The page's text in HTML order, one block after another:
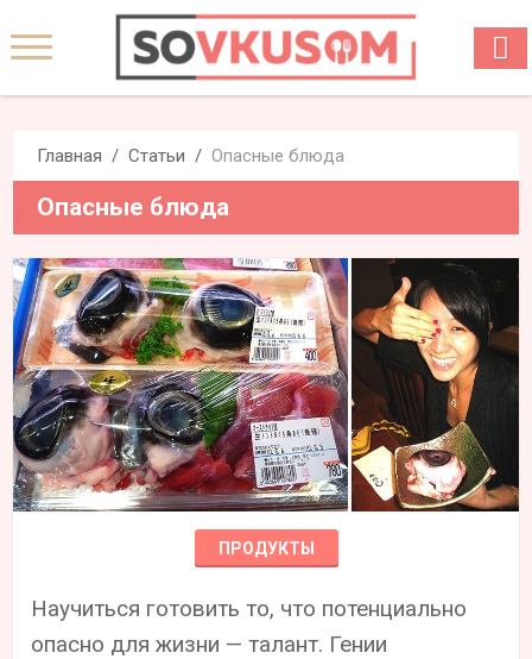
Главная Статьи Опасные блюда
Опасные блюда
ПРОДУКТЫ
Научиться готовить то, что потенциально
опасно для жизни — талант. Гении